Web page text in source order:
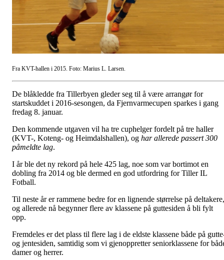
Fra KVT-hallen i 2015. Foto: Marius L. Larsen.
De blåkledde fra Tillerbyen gleder seg til å være arrangør for
startskuddet i 2016-sesongen, da Fjernvarmecupen sparkes i gang
fredag 8. januar.
Den kommende utgaven vil ha tre cuphelger fordelt på tre haller
(KVT-, Koteng- og Heimdalshallen), og har allerede passert 300
påmeldte lag.
I år ble det ny rekord på hele 425 lag, noe som var bortimot en
dobling fra 2014 og ble dermed en god utfordring for Tiller IL
Fotball.
Til neste år er rammene bedre for en lignende størrelse på deltakere,
og allerede nå begynner flere av klassene på guttesiden å bli fylt
opp.
Fremdeles er det plass til flere lag i de eldste klassene både på
og jentesiden, samtidig som vi gjenoppretter seniorklassene for
damer og herrer.